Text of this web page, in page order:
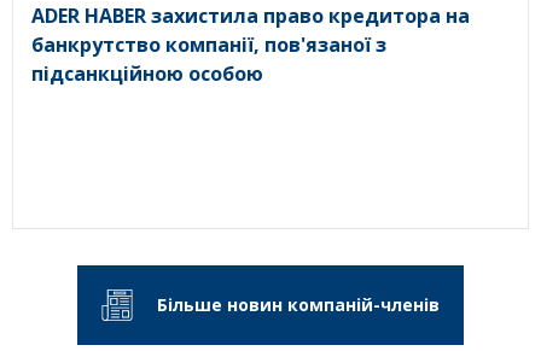
ADER HABER захистила право кредитора на
банкрутство компанії, пов'язаної з
підсанкційною особою
Більше новин компаній-членів